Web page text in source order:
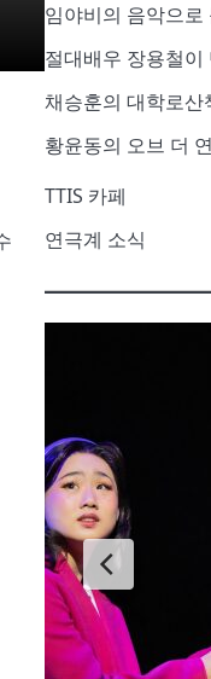
임야비의 음악으로
절대배우 장용철
채승훈의 대학로산
황윤동의 오브 더
TTIS 카페
연극계 소식